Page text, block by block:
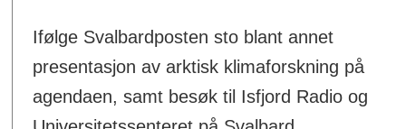
Ifølge Svalbardposten sto blant annet
presentasjon av arktisk klimaforskning på
agendaen, samt besøk til Isfjord Radio og